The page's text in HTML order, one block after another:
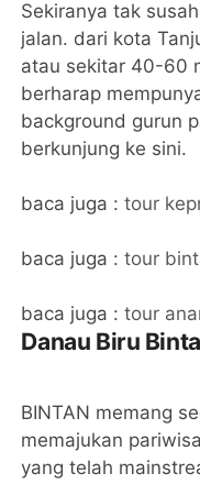
Sekiranya tak
jalan. dari kota
atau sekitar 40-60
berharap
background gurun
berkunjung ke sini.
baca juga :tour
baca juga :tour
baca juga :tour
Danau Biru
BINTAN memang
memajukan
yang telah